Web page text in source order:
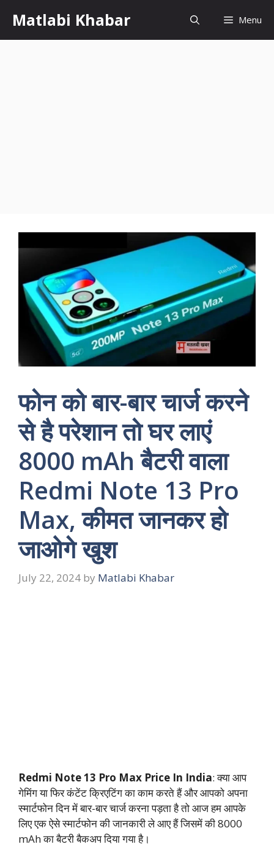
content
Matlabi Khabar Menu
फोन को बार-बार चार्ज करने
से है परेशान तो घर लाएं
8000 mAh बैटरी वाला
Redmi Note 13 Pro
Max, कीमत जानकर हो
जाओगे खुश
July 22, 2024 by Matlabi Khabar
Redmi Note 13 Pro Max Price In India: क्या आप
गेमिंग या फिर कंटेंट क्रिएटिंग का काम करते हैं और आपको अपना
स्मार्टफोन दिन में बार-बार चार्ज करना पड़ता है तो आज हम आपके
लिए एक ऐसे स्मार्टफोन की जानकारी ले आए हैं जिसमें की 8000
mAh का बैटरी बैकअप दिया गया है।